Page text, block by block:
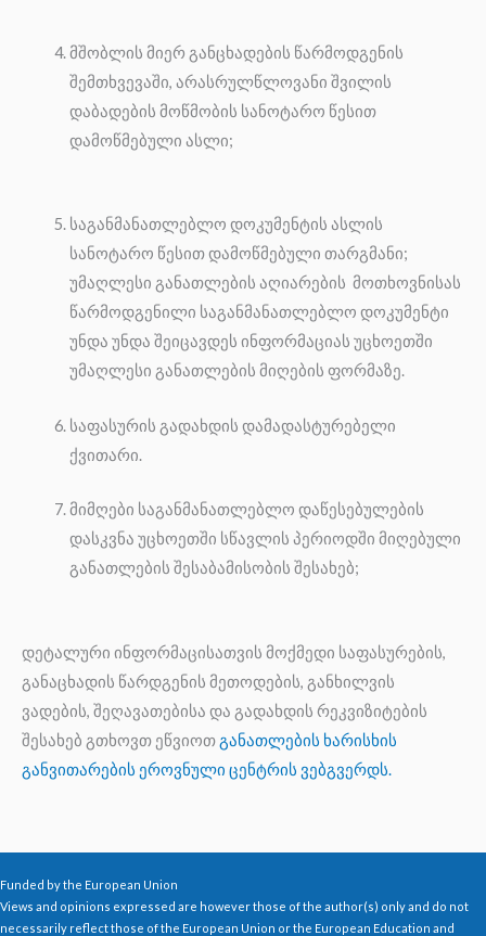
მშობლის მიერ განცხადების წარმოდგენის
შემთხვევაში, არასრულწლოვანი შვილის
დაბადების მოწმობის სანოტარო წესით
დამოწმებული ასლი;
საგანმანათლებლო დოკუმენტის ასლის
სანოტარო წესით დამოწმებული თარგმანი;
უმაღლესი განათლების აღიარების მოთხოვნისას
წარმოდგენილი საგანმანათლებლო დოკუმენტი
უნდა უნდა შეიცავდეს ინფორმაციას უცხოეთში
უმაღლესი განათლების მიღების ფორმაზე.
საფასურის გადახდის დამადასტურებელი
ქვითარი.
მიმღები საგანმანათლებლო დაწესებულების
დასკვნა უცხოეთში სწავლის პერიოდში მიღებული
განათლების შესაბამისობის შესახებ;
დეტალური ინფორმაცისათვის მოქმედი საფასურების,
განაცხადის წარდგენის მეთოდების, განხილვის
ვადების, შეღავათებისა და გადახდის რეკვიზიტების
შესახებ გთხოვთ ეწვიოთგანათლების ხარისხის
განვითარების ეროვნული ცენტრის ვებგვერდს.
Funded by the European Union
Views and opinions expressed are however those of the author(s) only and do not
necessarily reflect those of the European Union or the European Education and